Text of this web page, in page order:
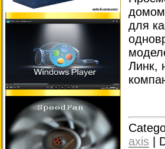
для
Линк,
axis